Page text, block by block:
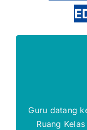
Guru datang
Ruang